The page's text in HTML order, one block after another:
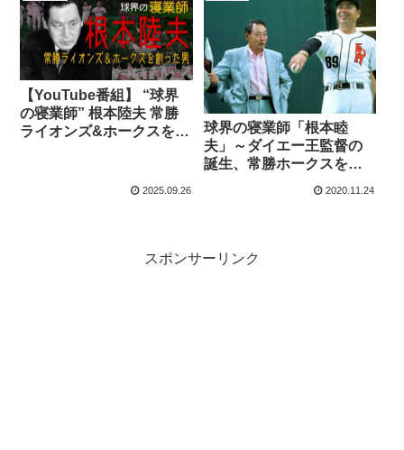
【YouTube番組】 “球界
の寝業師” 根本陸夫 常勝
ライオンズ&ホークスを創
2025.09.26
球界の寝業師「根本睦
夫」～ダイエー王監督の
誕生、常勝ホークスを創
2020.11.24
スポンサーリンク